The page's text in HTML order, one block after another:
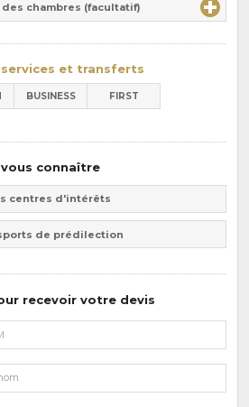
chambres (facultatif)
services et transferts
BUSINESS FIRST
connaître
centres d'intérêts
de prédilection
recevoir votre devis